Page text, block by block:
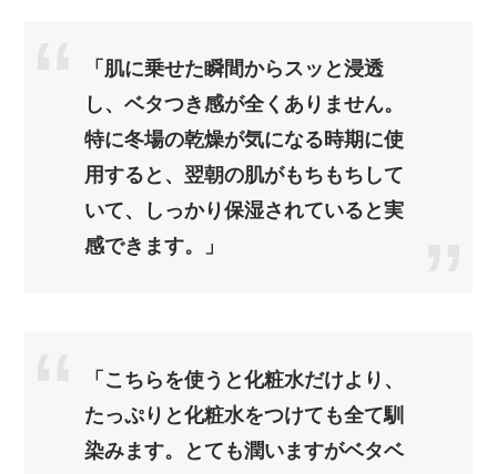
「肌に乗せた瞬間からスッと浸透
し、ベタつき感が全くありません。
特に冬場の乾燥が気になる時期に使
用すると、翌朝の肌がもちもちして
いて、しっかり保湿されていると実
感できます。」
「こちらを使うと化粧水だけより、
たっぷりと化粧水をつけても全て馴
染みます。とても潤いますがベタベ